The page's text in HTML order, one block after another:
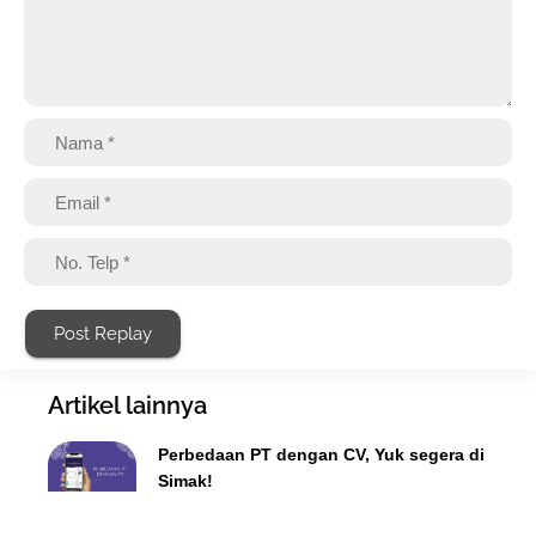
Post Replay
Artikel lainnya
Perbedaan PT dengan CV, Yuk segera di
Simak!